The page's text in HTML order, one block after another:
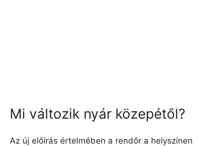
Mi változik nyár közepétől?
Az új előírás értelmében a rendőr a helyszínen